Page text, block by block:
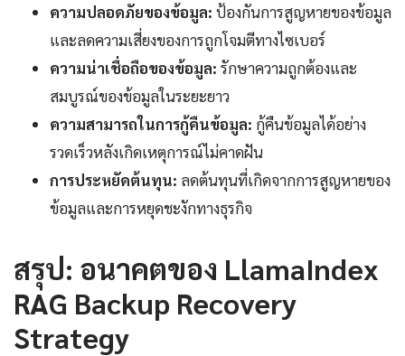
ความปลอดภัยของข้อมูล: ป้องกันการสูญหายของข้อมูล
และลดความเสี่ยงของการถูกโจมตีทางไซเบอร์
ความน่าเชื่อถือของข้อมูล: รักษาความถูกต้องและ
สมบูรณ์ของข้อมูลในระยะยาว
ความสามารถในการกู้คืนข้อมูล: กู้คืนข้อมูลได้อย่าง
รวดเร็วหลังเกิดเหตุการณ์ไม่คาดฝัน
การประหยัดต้นทุน: ลดต้นทุนที่เกิดจากการสูญหายของ
ข้อมูลและการหยุดชะงักทางธุรกิจ
สรุป: อนาคตของ LlamaIndex
RAG Backup Recovery
Strategy